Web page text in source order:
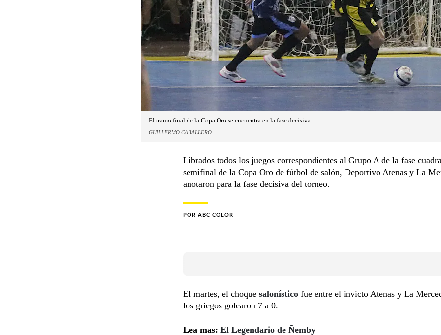
El tramo final de la Copa Oro se encuentra en la fase decisiva.
GUILLERMO CABALLERO
Librados todos los juegos correspondientes al Grupo A de la fase
semifinal de la Copa Oro de fútbol de salón, Deportivo Atenas y La
anotaron para la fase decisiva del torneo.
POR ABC COLOR
El martes, el choque salonístico fue entre el invicto Atenas y La
los griegos golearon 7 a 0.
Lea mas: El Legendario de Ñemby